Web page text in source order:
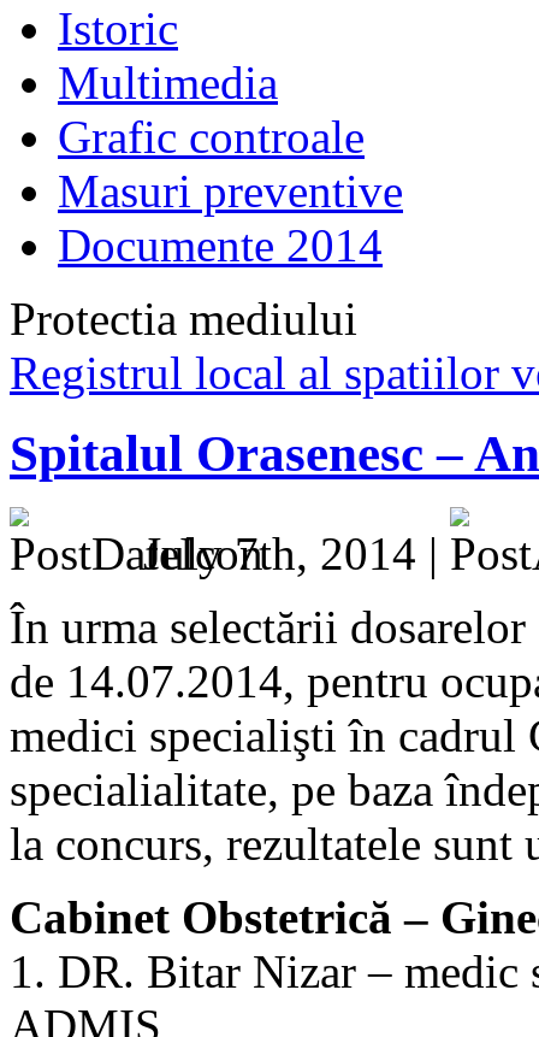
Istoric
Multimedia
Grafic controale
Masuri preventive
Documente 2014
Protectia mediului
Registrul local al spatiilor
Spitalul Orasenesc –
July 7th, 2014 |
În urma selectării
de 14.07.2014, pentru
medici specialişti în cadrul
specialialitate, pe baza
la concurs, rezultatele sunt
Cabinet Obstetrică –
1. DR. Bitar Nizar – medic
ADMIS